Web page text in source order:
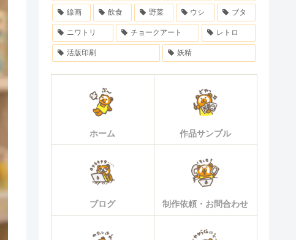
線画 飲食 野菜 ウシ ブタ
ニワトリ チョークアート レトロ
活版印刷 妖精
ホーム 作品サンプル
ブログ 制作依頼・お問合わせ